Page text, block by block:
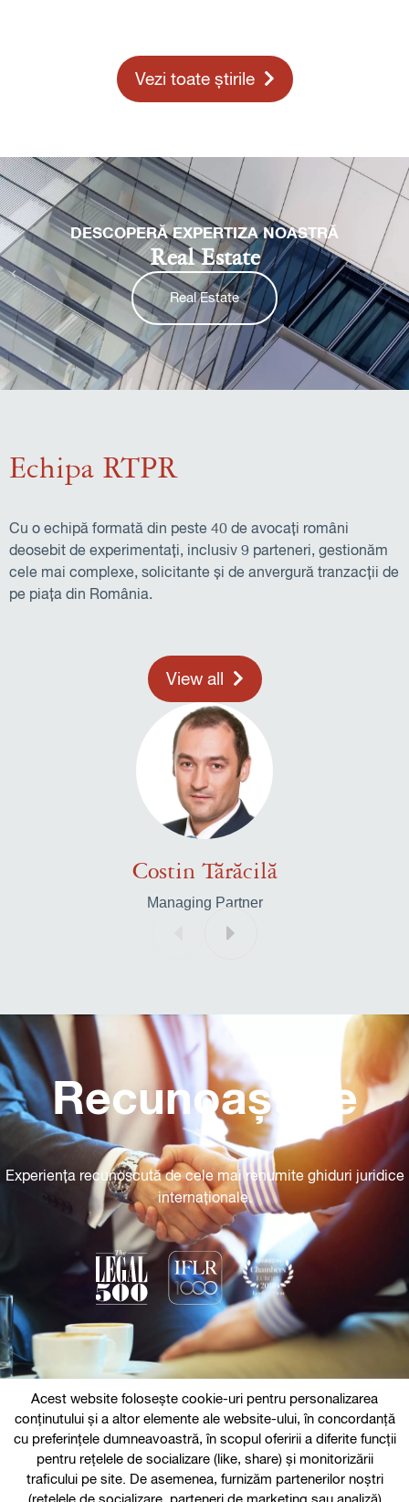
Vezi toate știrile
DESCOPERĂ EXPERTIZA
Private Equity
Private Equity
Echipa RTPR
Cu o echipă formată din peste 40 de avocați români
deosebit de experimentați, inclusiv 9 parteneri, gestionăm
cele mai complexe, solicitante și de anvergură tranzacții de
pe piața din România.
View all
Costin Tărăcilă
Managing Partner
Recunoaștere
Experiența recunoscută de cele mai renumite ghiduri juridice
internaționale.
Follow us
Acest website folosește cookie-uri pentru personalizarea
conținutului și a altor elemente ale website-ului, în concordanță
cu preferințele dumneavoastră, în scopul oferirii a diferite funcții
pentru rețelele de socializare (like, share) și monitorizării
traficului pe site. De asemenea, furnizăm partenerilor noștri